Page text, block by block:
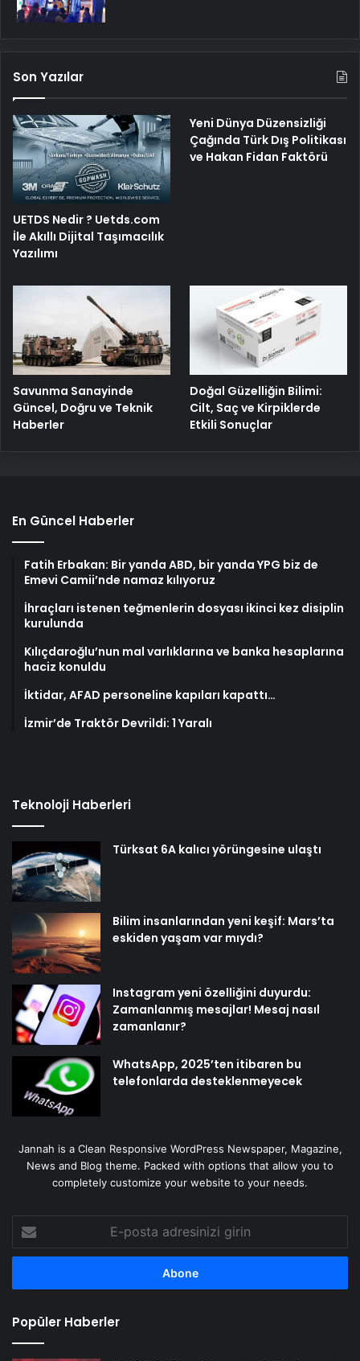
Son Yazılar
UETDS Nedir ? Uetds.com
İle Akıllı Dijital Taşımacılık
Yazılımı
Yeni Dünya Düzensizliği
Çağında Türk Dış Politikası
ve Hakan Fidan Faktörü
Savunma Sanayinde
Güncel, Doğru ve Teknik
Haberler
Doğal Güzelliğin Bilimi:
Cilt, Saç ve Kirpiklerde
Etkili Sonuçlar
En Güncel Haberler
Fatih Erbakan: Bir yanda ABD, bir yanda YPG biz de
Emevi Camii’nde namaz kılıyoruz
İhraçları istenen teğmenlerin dosyası ikinci kez disiplin
kurulunda
Kılıçdaroğlu’nun mal varlıklarına ve banka hesaplarına
haciz konuldu
İktidar, AFAD personeline kapıları kapattı…
İzmir’de Traktör Devrildi: 1 Yaralı
Teknoloji Haberleri
Türksat 6A kalıcı yörüngesine ulaştı
Bilim insanlarından yeni keşif: Mars’ta
eskiden yaşam var mıydı?
Instagram yeni özelliğini duyurdu:
Zamanlanmış mesajlar! Mesaj nasıl
zamanlanır?
WhatsApp, 2025’ten itibaren bu
telefonlarda desteklenmeyecek
Jannah is a Clean Responsive WordPress Newspaper, Magazine,
News and Blog theme. Packed with options that allow you to
completely customize your website to your needs.
posta
adresinizi
Popüler Haberler